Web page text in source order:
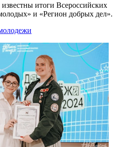
итоги Всероссийских
и «Регион добрых дел».